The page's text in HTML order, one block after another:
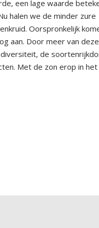
een lage waarde
halen we de minder zure
Oorspronkelijk
aan. Door meer van deze
de
Met de zon erop in het